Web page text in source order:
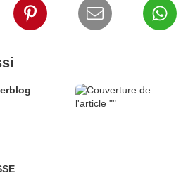
depuis Overblog